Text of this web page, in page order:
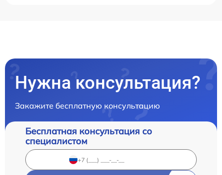
Нужна консультация?
Закажите бесплатную консультацию
Бесплатная консультация со
специалистом